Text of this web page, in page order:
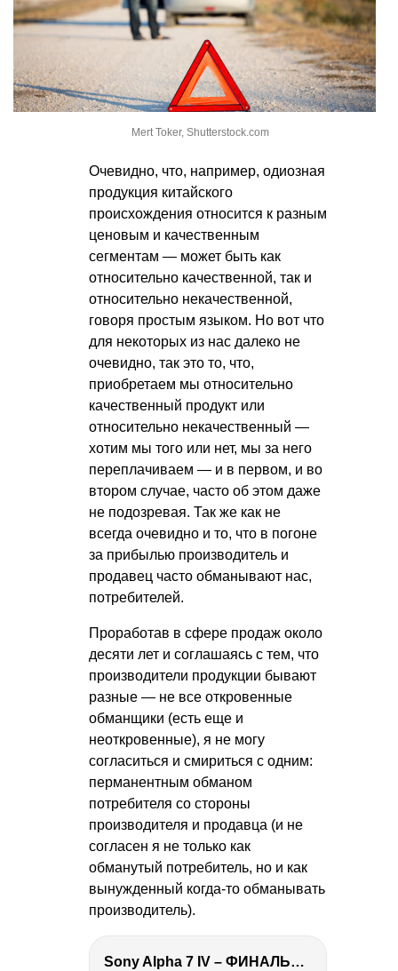
Mert Toker, Shutterstock.com
Очевидно, что, например, одиозная
продукция китайского
происхождения относится к разным
ценовым и качественным
сегментам — может быть как
относительно качественной, так и
относительно некачественной,
говоря простым языком. Но вот что
для некоторых из нас далеко не
очевидно, так это то, что,
приобретаем мы относительно
качественный продукт или
относительно некачественный —
хотим мы того или нет, мы за него
переплачиваем — и в первом, и во
втором случае, часто об этом даже
не подозревая. Так же как не
всегда очевидно и то, что в погоне
за прибылью производитель и
продавец часто обманывают нас,
потребителей.
Проработав в сфере продаж около
десяти лет и соглашаясь с тем, что
производители продукции бывают
разные — не все откровенные
обманщики (есть еще и
неоткровенные), я не могу
согласиться и смириться с одним:
перманентным обманом
потребителя со стороны
производителя и продавца (и не
согласен я не только как
обманутый потребитель, но и как
вынужденный когда-то обманывать
производитель).
Sony Alpha 7 IV – ФИНАЛЬНЫЙ ОБЗОР